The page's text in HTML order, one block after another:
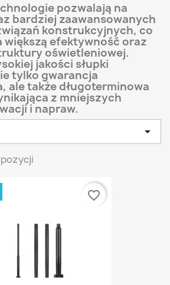
pozwalają na
bardziej zaawansowanych
konstrukcyjnych, co
większą efektywność oraz
oświetleniowej.
jakości słupki
tylko gwarancja
ale także długoterminowa
z mniejszych
i napraw.

pozycji
favorite_border